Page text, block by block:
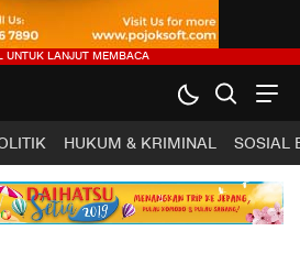
HUKUM & KRIMINAL SOSIAL